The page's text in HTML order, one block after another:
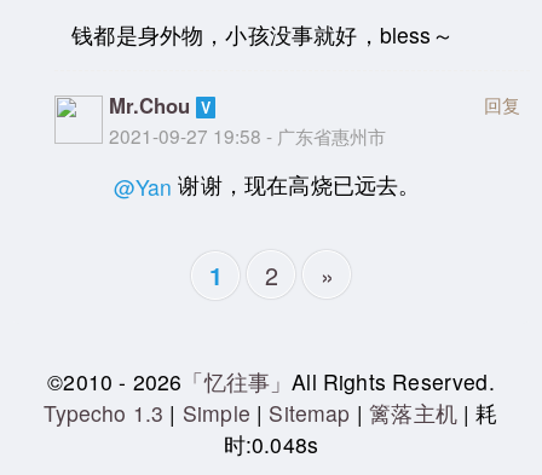
钱都是身外物，小孩没事就好，bless～
Mr.Chou
2021-09-27 19:58 - 广东省惠州市
回复
@Yan 谢谢，现在高烧已远去。
1 2 »
©2010 - 2026 「忆往事」All Rights Reserved.
Typecho 1.3 | Simple | Sitemap |篱落主机| 耗
时:0.048s